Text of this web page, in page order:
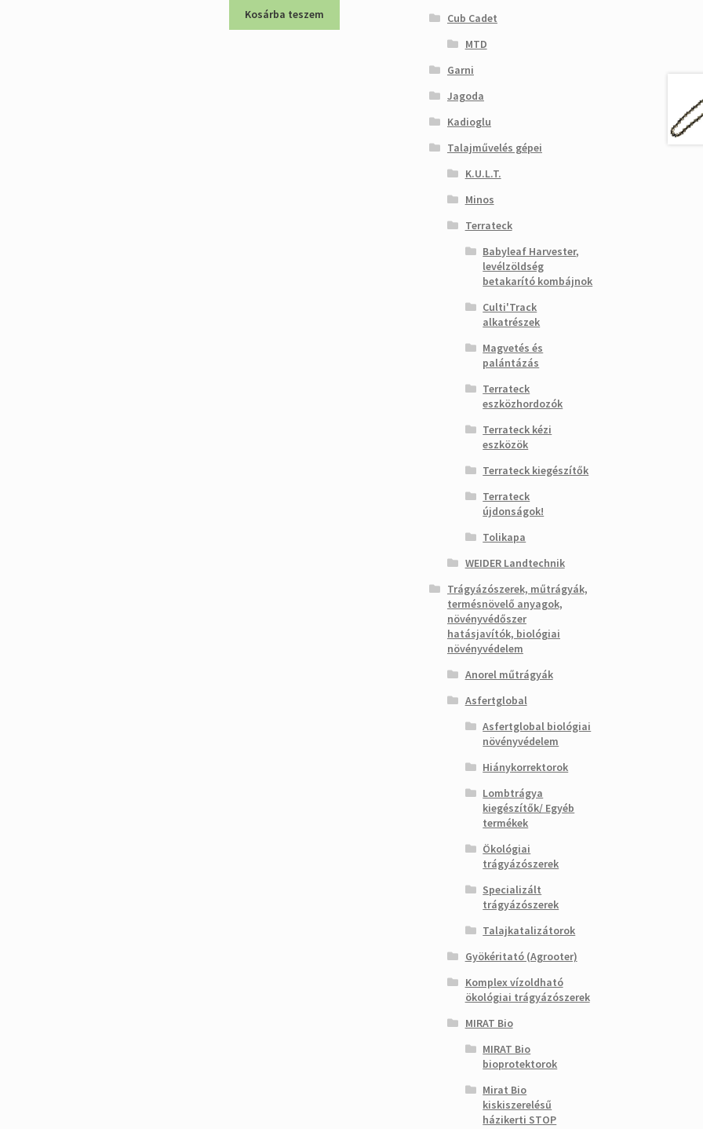
Kosárba teszem
Cub Cadet
MTD
Garni
Jagoda
Kadioglu
Talajművelés gépei
K.U.L.T.
Minos
Terrateck
Babyleaf Harvester,
levélzöldség
betakarító kombájnok
Culti'Track
alkatrészek
Magvetés és
palántázás
Terrateck
eszközhordozók
Terrateck kézi
eszközök
Terrateck kiegészítők
Terrateck
újdonságok!
Tolikapa
WEIDER Landtechnik
Trágyázószerek, műtrágyák,
termésnövelő anyagok,
növényvédőszer
hatásjavítók, biológiai
növényvédelem
Anorel műtrágyák
Asfertglobal
Asfertglobal biológiai
növényvédelem
Hiánykorrektorok
Lombtrágya
kiegészítők/ Egyéb
termékek
Ökológiai
trágyázószerek
Specializált
trágyázószerek
Talajkatalizátorok
Gyökéritató (Agrooter)
Komplex vízoldható
ökológiai trágyázószerek
MIRAT Bio
MIRAT Bio
bioprotektorok
Mirat Bio
kiskiszerelésű
házikerti STOP